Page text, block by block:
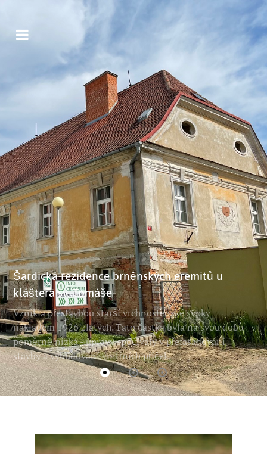
Šardická rezidence brněnských eremitů u
kláštera sv. Tomáše
Vznikla přestavbou starší vrchnostenské sýpky
nákladem 1926 zlatých. Tato částka byla na svou dobu
poměrně nízká - úpravy spočívaly v přefasádování
stavby a vybudování vnitřních příček.